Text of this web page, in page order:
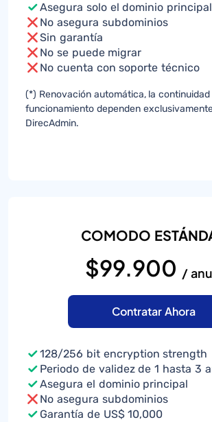
Asegura solo el dominio principal
No asegura subdominios
Sin garantía
No se puede migrar
No cuenta con soporte técnico
(*) Renovación automática, la
funcionamiento dependen
DirecAdmin.
COMODO
$99.900 /
Contratar Ahora
128/256 bit encryption strength
Periodo de validez de 1 hasta 3
Asegura el dominio principal
No asegura subdominios
Garantía de US$ 10,000